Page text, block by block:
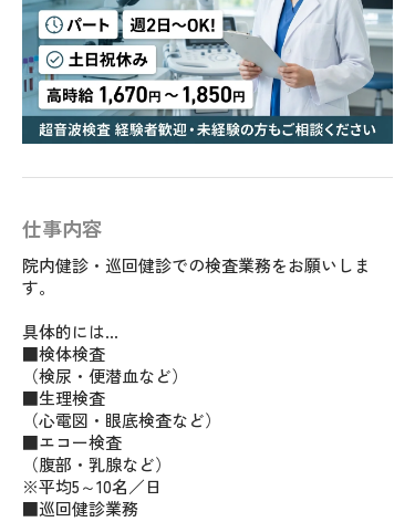
仕事内容
院内健診・巡回健診での検査業務をお願いしま
す。
具体的には…
■検体検査
（検尿・便潜血など）
■生理検査
（心電図・眼底検査など）
■エコー検査
（腹部・乳腺など）
※平均5～10名／日
■巡回健診業務